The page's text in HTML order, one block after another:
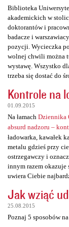
Biblioteka
akademickich w
doktorantów i
badacze i
pozycji. Wycieczka
wolnej chwili można
wystawę. Wszystko
trzeba się dostać do
Kontrole na
01.09.2015
Na łamach Dziennika
absurd nadzoru –
ładowarka, kawałek
metalu gdzieś przy
ostrzegawczy i
innym razem okazuje
uwiera Ciebie
Jak wziąć
25.08.2015
Poznaj 5 sposobów